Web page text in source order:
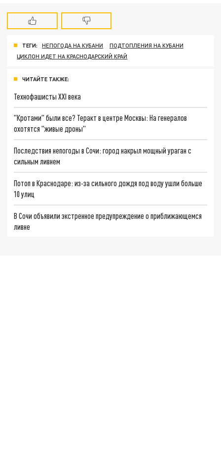
ТЕГИ: НЕПОГОДА НА КУБАНИ
ПОДТОПЛЕНИЯ НА КУБАНИ
ЦИКЛОН ИДЕТ НА КРАСНОДАРСКИЙ КРАЙ
ЧИТАЙТЕ ТАКЖЕ:
Технофашисты XXI века
"Кротами" были все? Теракт в центре Москвы: На генералов
охотятся "живые дроны"
Последствия непогоды в Сочи: город накрыл мощный ураган с
сильным ливнем
Потоп в Краснодаре: из-за сильного дождя под воду ушли больше
10 улиц
В Сочи объявили экстренное предупреждение о приближающемся
ливне